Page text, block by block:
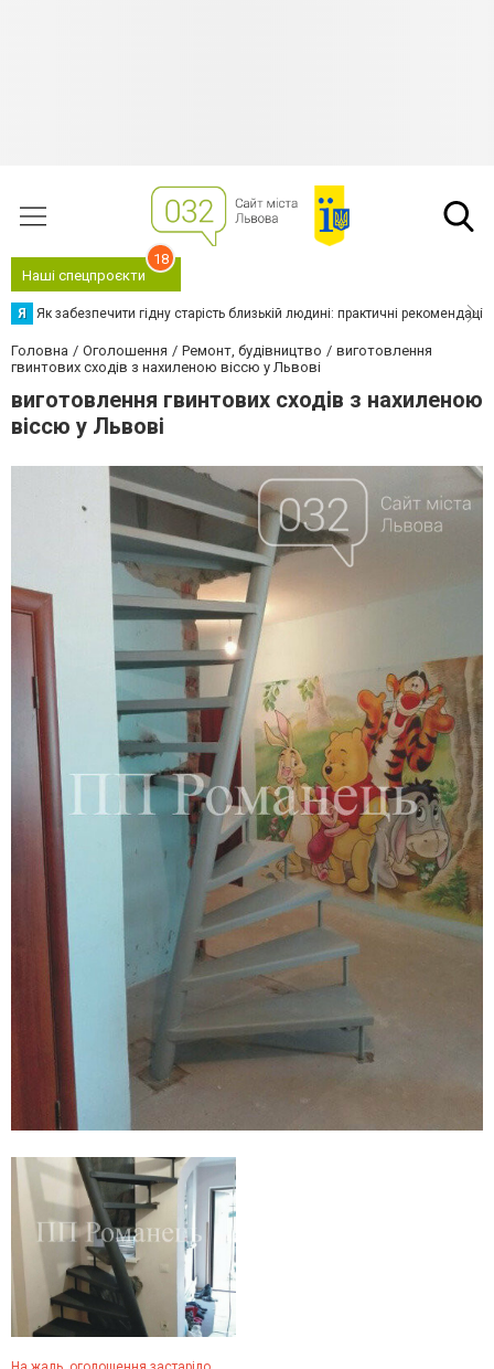
Наші спецпроєкти
18
Я Як забезпечити гідну старість близькій людині: практичні рекомендації
Головна Оголошення Ремонт, будівництво
виготовлення
гвинтових сходів з нахиленою віссю у Львові
виготовлення гвинтових сходів з нахиленою
віссю у Львові